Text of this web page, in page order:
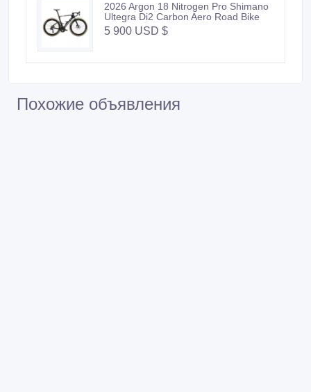
2026 Argon 18 Nitrogen Pro Shimano
Ultegra Di2 Carbon Aero Road Bike
5 900 USD $
Похожие объявления